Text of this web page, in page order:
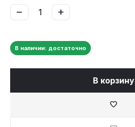
+
−
В наличии: достаточно
В корзину